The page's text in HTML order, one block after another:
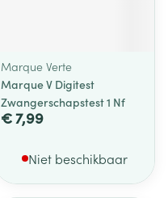
Marque Verte
Marque V Digitest
Zwangerschapstest 1 Nf
€ 7,99
Niet beschikbaar